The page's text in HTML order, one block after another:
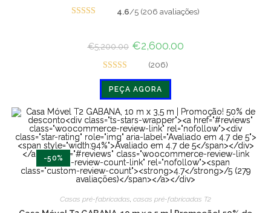
4.6/5 (206 avaliações)
€5,200.00 O
preço
original
€5,200.00.
€2,600.00O
Avaliado
em 4.6 de 5
(206)
PEÇA AGORA
-50%
Casas pré-fabricadas casas pré-fabricadas T2